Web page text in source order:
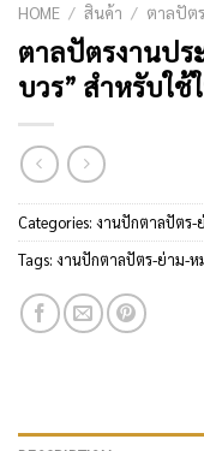
HOME / สินค้า / ตาลปัตร
ตาลปัตรงานป
บวร” สำหรับใช้
Categories: งานปักตาลปัตร
Tags: งานปักตาลปัตร-ย่าม-